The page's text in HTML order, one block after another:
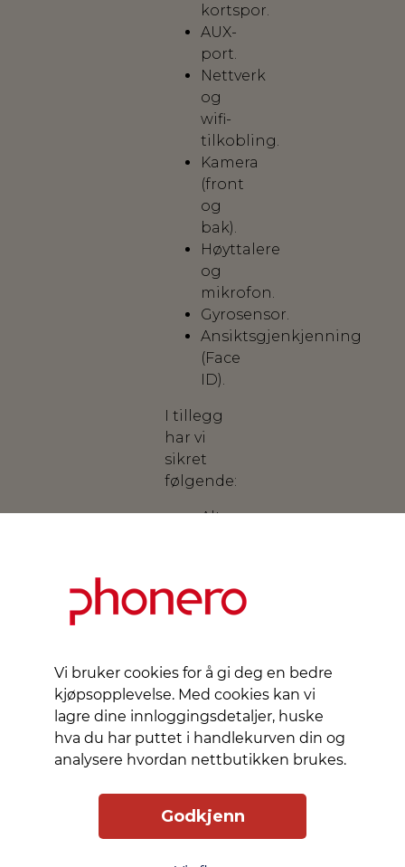
Vi bruker cookies for å gi deg en bedre
kjøpsopplevelse. Med cookies kan vi
lagre dine innloggingsdetaljer, huske
hva du har puttet i handlekurven din og
analysere hvordan nettbutikken brukes.
Godkjenn
kortspor.
AUX-
port.
Nettverk
og
wifi-
tilkobling.
Kamera
(front
og
bak).
Høyttalere
og
mikrofon.
Gyrosensor.
Ansiktsgjenkjenning
(Face
ID).
I tillegg
har vi
sikret
følgende:
Alt
er
skal
ikke
være
sperret
til en
Mobilen
har
ingen